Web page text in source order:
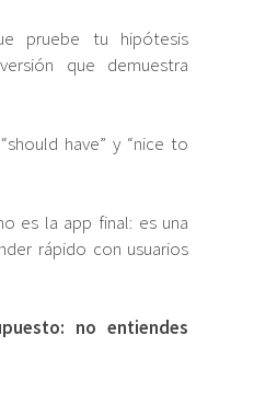
pruebe tu hipótesis
que demuestra
have” y “nice to
es la app final: es una
rápido con usuarios
no entiendes